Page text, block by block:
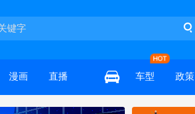
漫画 直播 车型 政策